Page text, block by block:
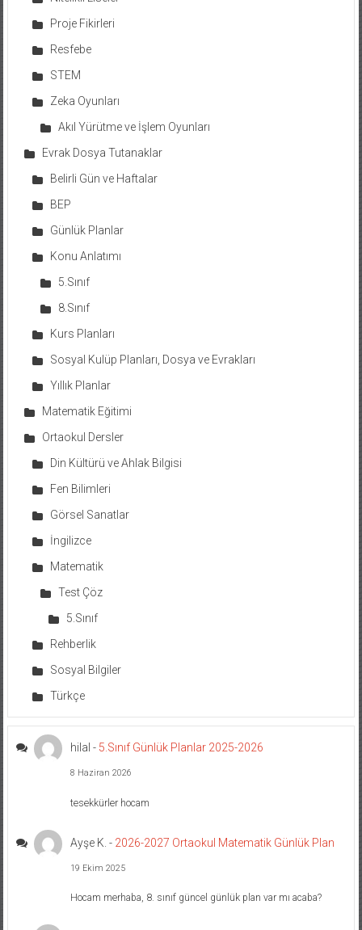
Proje Fikirleri
Resfebe
STEM
Zeka Oyunları
Akıl Yürütme ve İşlem Oyunları
Evrak Dosya Tutanaklar
Belirli Gün ve Haftalar
BEP
Günlük Planlar
Konu Anlatımı
5.Sınıf
8.Sınıf
Kurs Planları
Sosyal Kulüp Planları, Dosya ve Evrakları
Yıllık Planlar
Matematik Eğitimi
Ortaokul Dersler
Din Kültürü ve Ahlak Bilgisi
Fen Bilimleri
Görsel Sanatlar
İngilizce
Matematik
Test Çöz
5.Sınıf
Rehberlik
Sosyal Bilgiler
Türkçe
hilal - 5.Sınıf Günlük Planlar 2025-2026
8 Haziran 2026
tesekkürler hocam
Ayşe K. - 2026-2027 Ortaokul Matematik Günlük Plan
19 Ekim 2025
Hocam merhaba, 8. sınıf güncel günlük plan var mı acaba?